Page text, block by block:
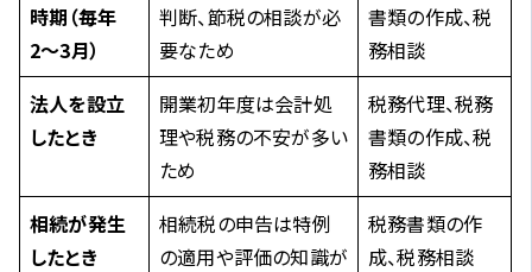
時期（毎年
2〜3月）
判断、節税の相談が必
要なため
書類の作成、税
務相談
法人を設立
したとき
開業初年度は会計処
理や税務の不安が多い
ため
税務代理、税務
書類の作成、税
務相談
相続が発生
したとき
相続税の申告は特例
の適用や評価の知識が
税務書類の作
成、税務相談